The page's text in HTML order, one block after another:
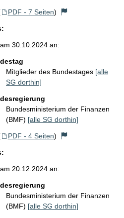
PDF - 7 Seiten)
30.10.2024 an:
Mitglieder des Bundestages [alle
SG dorthin]
Bundesministerium der Finanzen
(BMF) [alle SG dorthin]
PDF - 4 Seiten)
20.12.2024 an:
Bundesministerium der Finanzen
(BMF) [alle SG dorthin]